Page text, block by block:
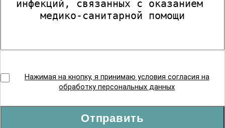
Нажимая на кнопку, я принимаю условия согласия на
обработку персональных данных
Отправить